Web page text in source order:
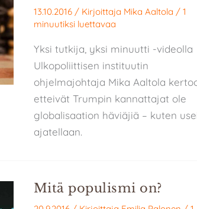
13.10.2016 / Kirjoittaja Mika Aaltola / 1
minuutiksi luettavaa
Yksi tutkija, yksi minuutti -videolla
Ulkopoliittisen instituutin
ohjelmajohtaja Mika Aaltola
etteivät Trumpin kannattajat ole
globalisaation häviäjiä – kuten
ajatellaan.
Mitä populismi on?